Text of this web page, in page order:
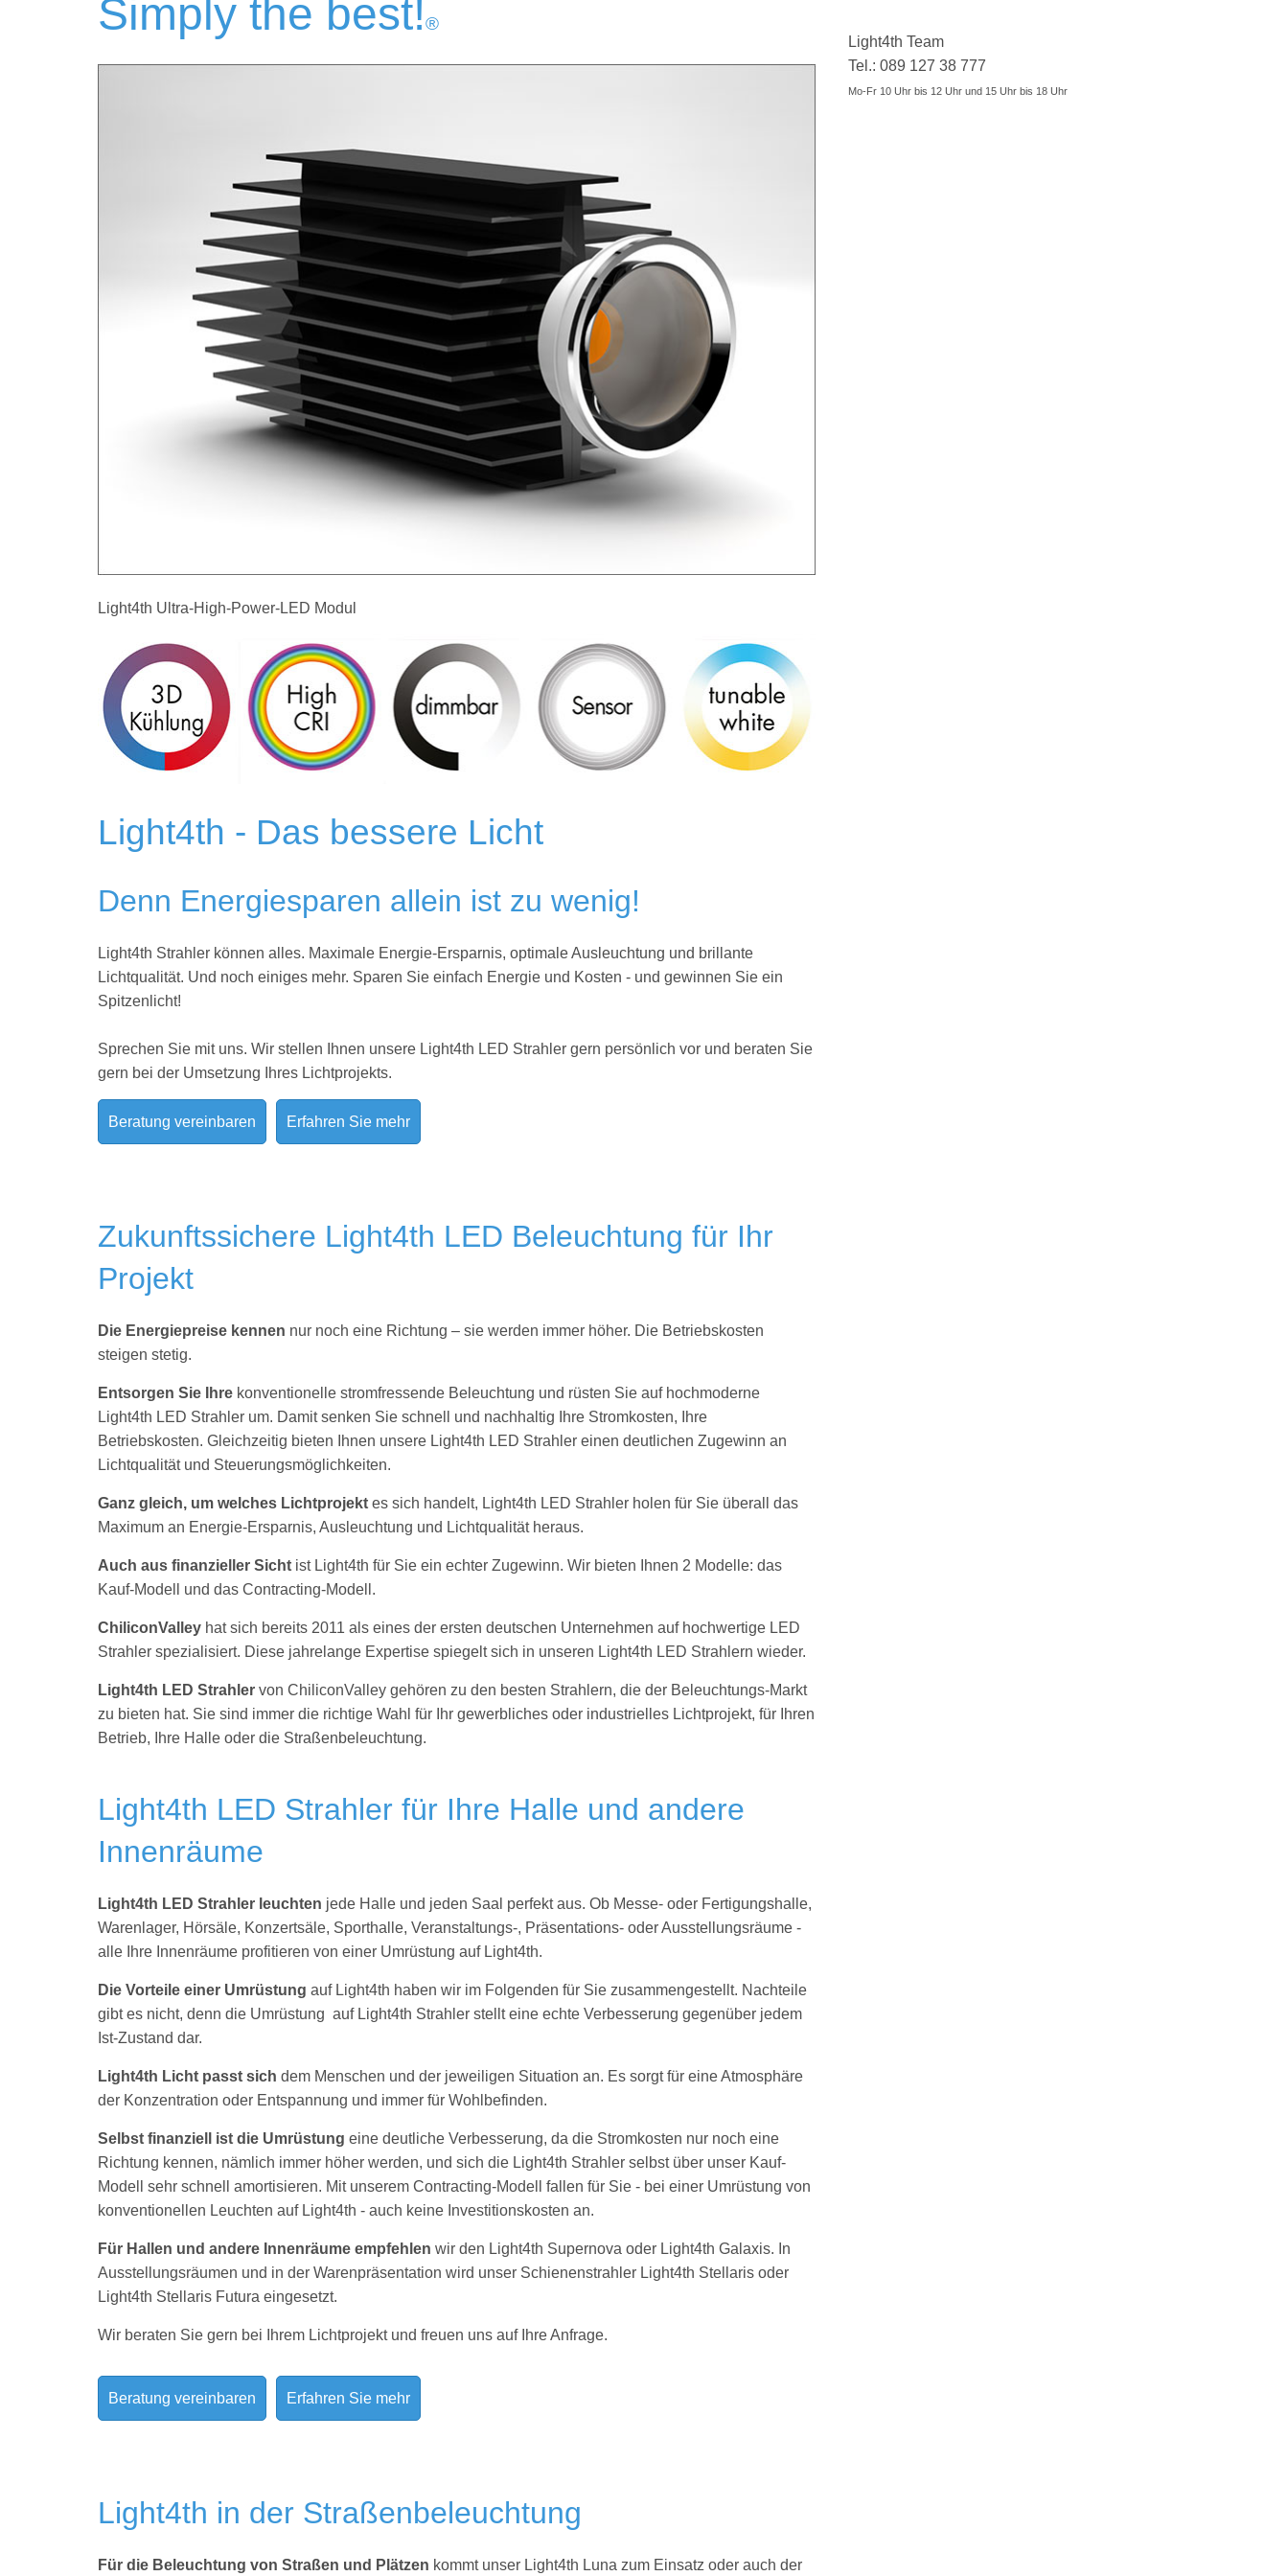
Simply the best!®
Light4th Ultra-High-Power-LED Modul
Light4th - Das bessere Licht
Denn Energiesparen allein ist zu wenig!
Light4th Strahler können alles. Maximale Energie-Ersparnis, optimale Ausleuchtung und brillante
Lichtqualität. Und noch einiges mehr. Sparen Sie einfach Energie und Kosten - und gewinnen Sie ein
Spitzenlicht!
Sprechen Sie mit uns. Wir stellen Ihnen unsere Light4th LED Strahler gern persönlich vor und beraten Sie
gern bei der Umsetzung Ihres Lichtprojekts.
Beratung vereinbaren Erfahren Sie mehr
Zukunftssichere Light4th LED Beleuchtung für Ihr
Projekt
Die Energiepreise kennen nur noch eine Richtung – sie werden immer höher. Die Betriebskosten
steigen stetig.
Entsorgen Sie Ihre konventionelle stromfressende Beleuchtung und rüsten Sie auf hochmoderne
Light4th LED Strahler um. Damit senken Sie schnell und nachhaltig Ihre Stromkosten, Ihre
Betriebskosten. Gleichzeitig bieten Ihnen unsere Light4th LED Strahler einen deutlichen Zugewinn an
Lichtqualität und Steuerungsmöglichkeiten.
Ganz gleich, um welches Lichtprojekt es sich handelt, Light4th LED Strahler holen für Sie überall das
Maximum an Energie-Ersparnis, Ausleuchtung und Lichtqualität heraus.
Auch aus finanzieller Sicht ist Light4th für Sie ein echter Zugewinn. Wir bieten Ihnen 2 Modelle: das
Kauf-Modell und das Contracting-Modell.
ChiliconValley hat sich bereits 2011 als eines der ersten deutschen Unternehmen auf hochwertige LED
Strahler spezialisiert. Diese jahrelange Expertise spiegelt sich in unseren Light4th LED Strahlern wieder.
Light4th LED Strahler von ChiliconValley gehören zu den besten Strahlern, die der Beleuchtungs-Markt
zu bieten hat. Sie sind immer die richtige Wahl für Ihr gewerbliches oder industrielles Lichtprojekt, für Ihren
Betrieb, Ihre Halle oder die Straßenbeleuchtung.
Light4th LED Strahler für Ihre Halle und andere
Innenräume
Light4th LED Strahler leuchten jede Halle und jeden Saal perfekt aus. Ob Messe- oder Fertigungshalle,
Warenlager, Hörsäle, Konzertsäle, Sporthalle, Veranstaltungs-, Präsentations- oder Ausstellungsräume -
alle Ihre Innenräume profitieren von einer Umrüstung auf Light4th.
Die Vorteile einer Umrüstung auf Light4th haben wir im Folgenden für Sie zusammengestellt. Nachteile
gibt es nicht, denn die Umrüstung auf Light4th Strahler stellt eine echte Verbesserung gegenüber jedem
Ist-Zustand dar.
Light4th Licht passt sich dem Menschen und der jeweiligen Situation an. Es sorgt für eine Atmosphäre
der Konzentration oder Entspannung und immer für Wohlbefinden.
Selbst finanziell ist die Umrüstung eine deutliche Verbesserung, da die Stromkosten nur noch eine
Richtung kennen, nämlich immer höher werden, und sich die Light4th Strahler selbst über unser Kauf-
Modell sehr schnell amortisieren. Mit unserem Contracting-Modell fallen für Sie - bei einer Umrüstung von
konventionellen Leuchten auf Light4th - auch keine Investitionskosten an.
Für Hallen und andere Innenräume empfehlen wir den Light4th Supernova oder Light4th Galaxis. In
Ausstellungsräumen und in der Warenpräsentation wird unser Schienenstrahler Light4th Stellaris oder
Light4th Stellaris Futura eingesetzt.
Wir beraten Sie gern bei Ihrem Lichtprojekt und freuen uns auf Ihre Anfrage.
Beratung vereinbaren Erfahren Sie mehr
Light4th in der Straßenbeleuchtung
Für die Beleuchtung von Straßen und Plätzen kommt unser Light4th Luna zum Einsatz oder auch der
Light4th Team
Tel.: 089 127 38 777
Mo-Fr 10 Uhr bis 12 Uhr und 15 Uhr bis 18 Uhr